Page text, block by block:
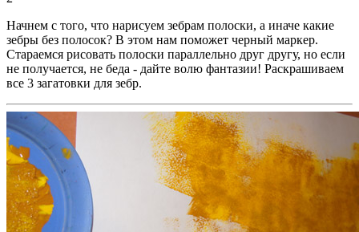
Начнем с того, что нарисуем зебрам полоски, а иначе какие
зебры без полосок? В этом нам поможет черный маркер.
Стараемся рисовать полоски параллельно друг другу, но если
не получается, не беда - дайте волю фантазии! Раскрашиваем
все 3 загатовки для зебр.